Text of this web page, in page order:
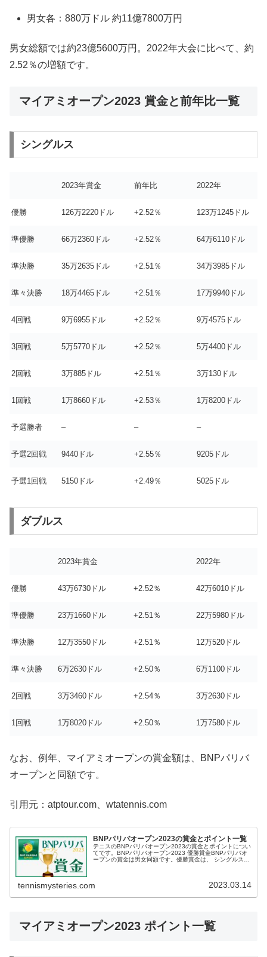
男女各：880万ドル 約11億7800万円
男女総額では約23億5600万円。2022年大会に比べて、約
2.52％の増額です。
マイアミオープン2023 賞金と前年比一覧
シングルス
2023年賞金 前年比 2022年
優勝 126万2220ドル +2.52％ 123万1245ドル
準優勝 66万2360ドル +2.52％ 64万6110ドル
準決勝 35万2635ドル +2.51％ 34万3985ドル
準々決勝 18万4465ドル +2.51％ 17万9940ドル
4回戦 9万6955ドル +2.52％ 9万4575ドル
3回戦 5万5770ドル +2.52％ 5万4400ドル
2回戦 3万885ドル +2.51％ 3万130ドル
1回戦 1万8660ドル +2.53％ 1万8200ドル
予選勝者 – – –
予選2回戦 9440ドル +2.55％ 9205ドル
予選1回戦 5150ドル +2.49％ 5025ドル
ダブルス
2023年賞金 2022年
優勝 43万6730ドル +2.52％ 42万6010ドル
準優勝 23万1660ドル +2.51％ 22万5980ドル
準決勝 12万3550ドル +2.51％ 12万520ドル
準々決勝 6万2630ドル +2.50％ 6万1100ドル
2回戦 3万3460ドル +2.54％ 3万2630ドル
1回戦 1万8020ドル +2.50％ 1万7580ドル
なお、例年、マイアミオープンの賞金額は、BNPパリバ
オープンと同額です。
引用元：atptour.com、wtatennis.com
BNPパリバオープン2023の賞金とポイント一覧
テニスのBNPパリバオープン2023の賞金とポイントについ
てです。BNPパリバオープン2023 優勝賞金BNPパリバオ
ープンの賞金は男女同額です。優勝賞金は、 シングルス
tennismysteries.com 2023.03.14
マイアミオープン2023 ポイント一覧